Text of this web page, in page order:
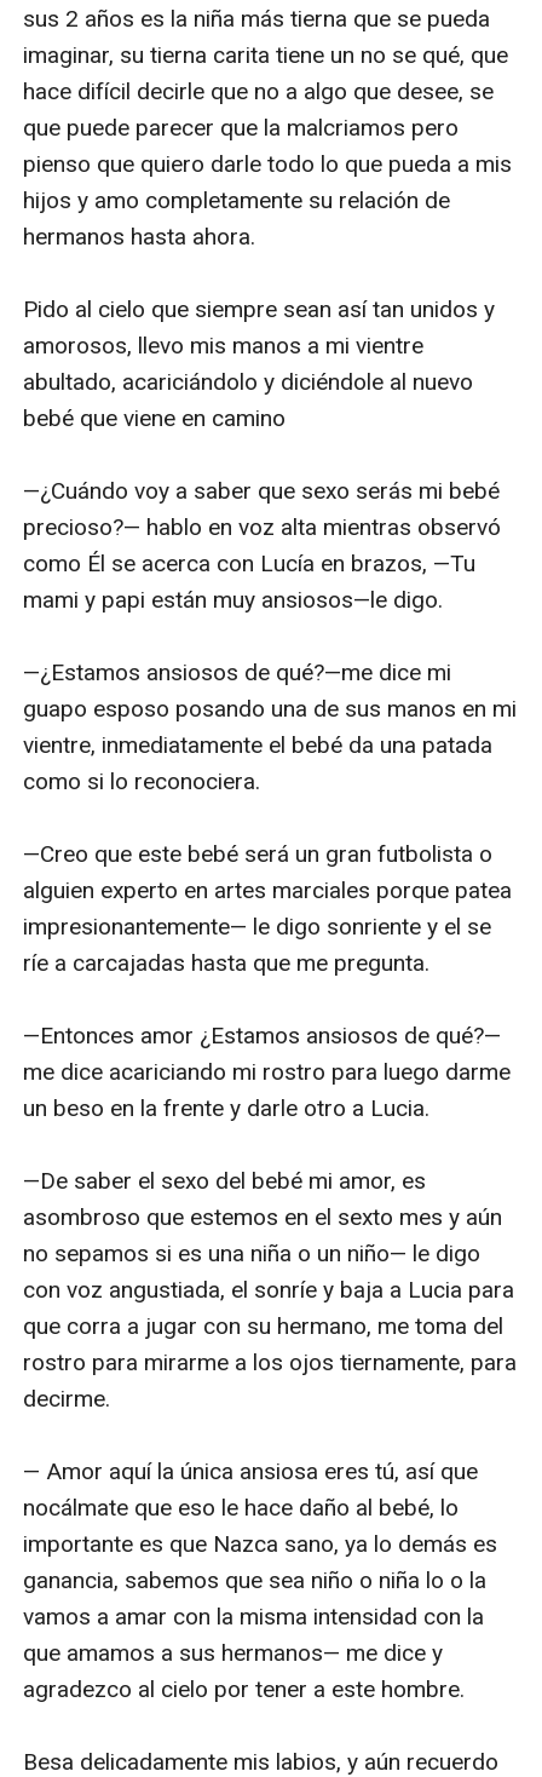
sus 2 años es la niña más tierna que se pueda
imaginar, su tierna carita tiene un no se qué, que
hace difícil decirle que no a algo que desee, se
que puede parecer que la malcriamos pero
pienso que quiero darle todo lo que pueda a mis
hijos y amo completamente su relación de
hermanos hasta ahora.
Pido al cielo que siempre sean así tan unidos y
amorosos, llevo mis manos a mi vientre
abultado, acariciándolo y diciéndole al nuevo
bebé que viene en camino
—¿Cuándo voy a saber que sexo serás mi bebé
precioso?— hablo en voz alta mientras observó
como Él se acerca con Lucía en brazos, —Tu
mami y papi están muy ansiosos—le digo.
—¿Estamos ansiosos de qué?—me dice mi
guapo esposo posando una de sus manos en mi
vientre, inmediatamente el bebé da una patada
como si lo reconociera.
—Creo que este bebé será un gran futbolista o
alguien experto en artes marciales porque patea
impresionantemente— le digo sonriente y el se
ríe a carcajadas hasta que me pregunta.
—Entonces amor ¿Estamos ansiosos de qué?—
me dice acariciando mi rostro para luego darme
un beso en la frente y darle otro a Lucia.
—De saber el sexo del bebé mi amor, es
asombroso que estemos en el sexto mes y aún
no sepamos si es una niña o un niño— le digo
con voz angustiada, el sonríe y baja a Lucia para
que corra a jugar con su hermano, me toma del
rostro para mirarme a los ojos tiernamente, para
decirme.
— Amor aquí la única ansiosa eres tú, así que
nocálmate que eso le hace daño al bebé, lo
importante es que Nazca sano, ya lo demás es
ganancia, sabemos que sea niño o niña lo o la
vamos a amar con la misma intensidad con la
que amamos a sus hermanos— me dice y
agradezco al cielo por tener a este hombre.
Besa delicadamente mis labios, y aún recuerdo